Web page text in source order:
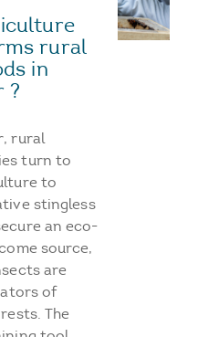
rural
in
?
rural
turn to
to
stingless
an eco-
source,
are
of
The